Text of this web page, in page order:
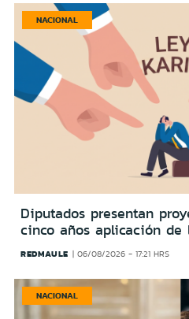
NACIONAL
Diputados presentan
cinco años aplicación de
REDMAULE 06/08/2026 - 17:21 HRS
NACIONAL